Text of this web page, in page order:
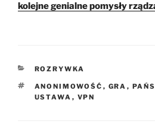
kolejne genialne pomysły
KATEGORIE
ROZRYWKA
TAGI
ANONIMOWOŚĆ , GRA ,
USTAWA , VPN